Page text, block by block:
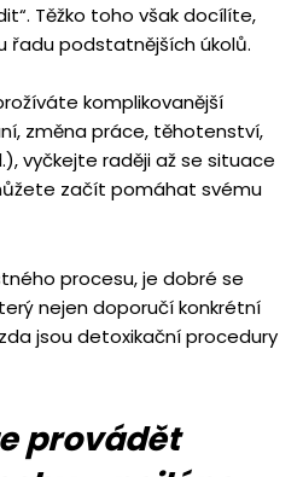
Těžko toho však docílíte,
řadu podstatnějších úkolů.
komplikovanější
změna práce, těhotenství,
vyčkejte raději až se situace
začít pomáhat svému
procesu, je dobré se
nejen doporučí konkrétní
jsou detoxikační procedury
provádět